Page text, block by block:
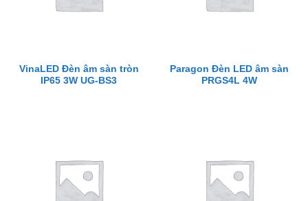
VinaLED Đèn âm sàn tròn
IP65 3W UG-BS3
Paragon Đèn LED âm sàn
PRGS4L 4W